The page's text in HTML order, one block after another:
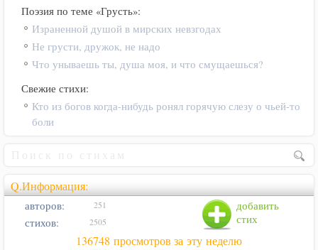
Поэзия по теме «Грусть»:
Израненной душой в мирских невзгодах
Не грусти, дружок, не надо
Что унываешь ты, душа моя, и что смущаешься?
Свежие стихи:
Кто из богов когда-нибудь ронял горячую слезу о чьей-то
боли
Q.Информация:
добавить
стих
авторов: 251
стихов: 2505
136748 просмотров за эту неделю